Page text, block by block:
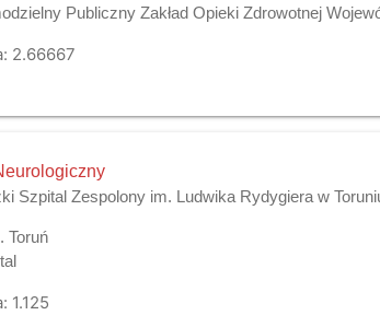
Publiczny Zakład Opieki Zdrowotnej
2.66667
Szpital Zespolony im. Ludwika Rydygiera w
Toruń
1.125